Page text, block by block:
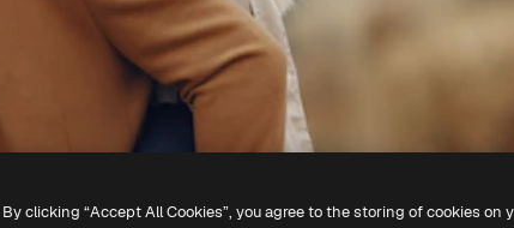
By clicking “Accept All Cookies”, you agree to the storing of cookies on